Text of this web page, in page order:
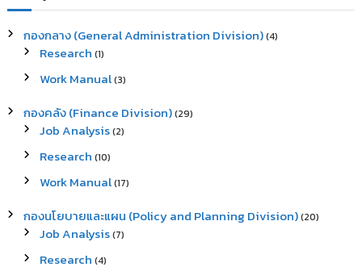
c
f
กองกลาง (General Administration Division)(4)
Research (1)
Work Manual(3)
กองคลัง (Finance Division)(29)
Job Analysis(2)
Research (10)
Work Manual(17)
กองนโยบายและแผน (Policy and Planning Division)(20)
Job Analysis(7)
Research (4)